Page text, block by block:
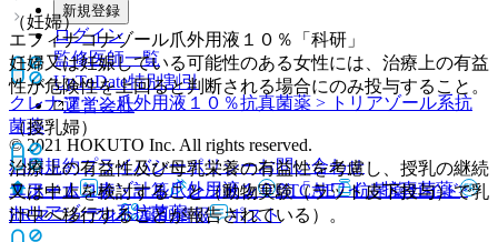
エフィナコナゾール爪外用液１０％「科研」
クレナフィン爪外用液１０％抗真菌薬 > トリアゾール系抗
菌薬
エフィナコナゾール爪外用液１０％「サワイ」抗真菌薬 >
トリアゾール系抗菌薬
（妊婦）
妊婦又は妊娠している可能性のある女性には、治療上の有益
性が危険性を上回ると判断される場合にのみ投与すること。
（授乳婦）
治療上の有益性及び母乳栄養の有益性を考慮し、授乳の継続
又は中止を検討すること（動物実験（ラット皮下投与）で乳
汁中へ移行することが報告されている）。
新規登録
ログイン
監修医師一覧
UpToDate特別割引
運営会社
© 2021 HOKUTO Inc. All rights reserved.
利用規約プライバシーポリシーお問い合わせ
ホーム
表・計算 レジメン CTCAE
抗菌薬ガイド
ERマニュアル
薬剤情報 ポスト